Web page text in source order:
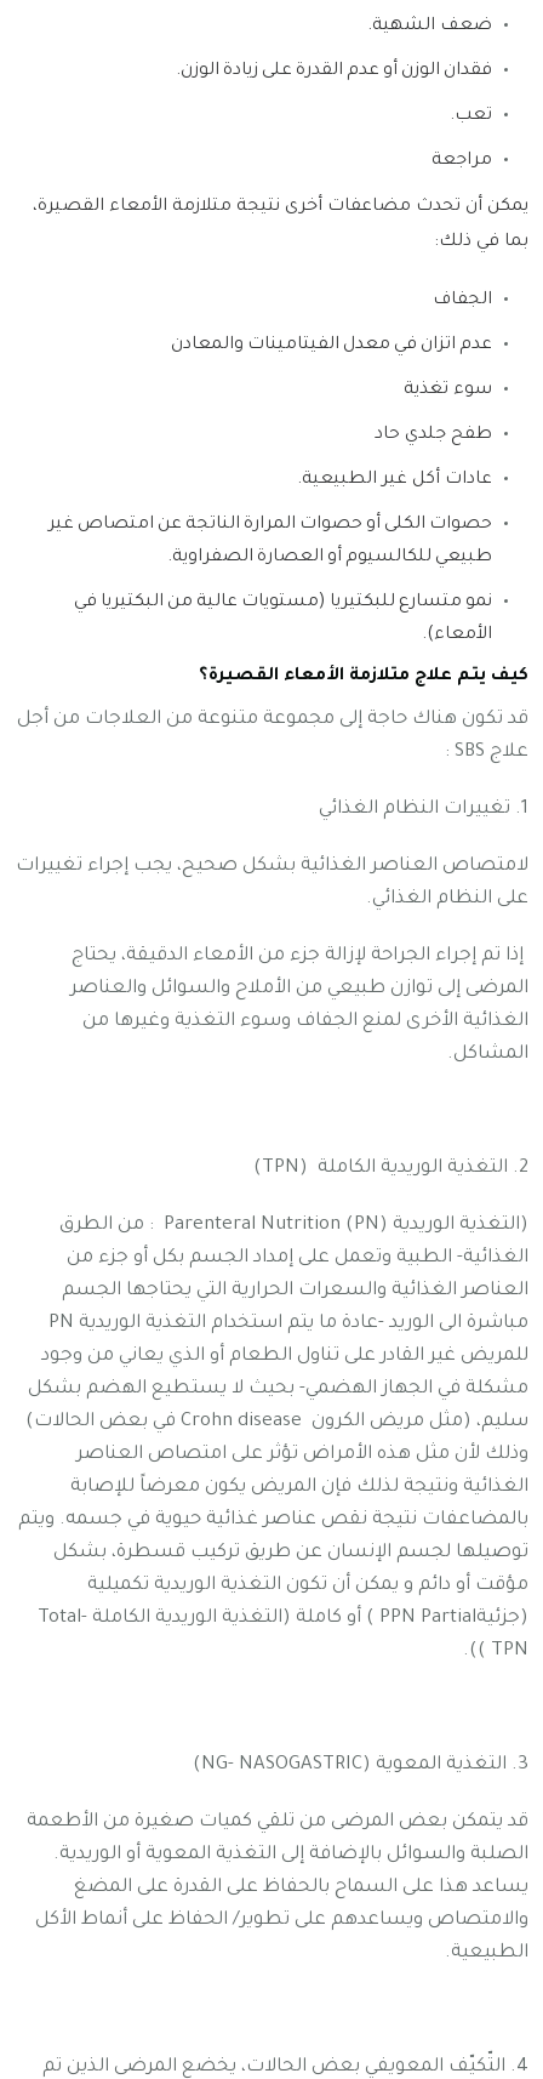
ضعف الشهية.
فقدان الوزن أو عدم القدرة على زيادة الوزن.
تعب.
مراجعة
يمكن أن تحدث مضاعفات أخرى نتيجة متلازمة الأمعاء القصيرة،
بما في ذلك:
الجفاف
عدم اتزان في معدل الفيتامينات والمعادن
سوء تغذية
طفح جلدي حاد
عادات أكل غير الطبيعية.
حصوات الكلى أو حصوات المرارة الناتجة عن امتصاص غير
طبيعي للكالسيوم أو العصارة الصفراوية.
نمو متسارع للبكتيريا (مستويات عالية من البكتيريا في
الأمعاء)
.
كيف يتم علاج متلازمة الأمعاء القصيرة؟
قد تكون هناك حاجة إلى مجموعة متنوعة من العلاجات من أجل
علاج SBS :
1. تغييرات النظام الغذائي
لامتصاص العناصر الغذائية بشكل صحيح، يجب إجراء تغييرات
على النظام الغذائي.
إذا تم إجراء الجراحة لإزالة جزء من الأمعاء الدقيقة، يحتاج
المرضى إلى توازن طبيعي من الأملاح والسوائل والعناصر
الغذائية الأخرى لمنع الجفاف وسوء التغذية وغيرها من
المشاكل.
2. التغذية الوريدية الكاملة (TPN)
(التغذية الوريدية Parenteral Nutrition (PN) : من الطرق
الغذائية- الطبية وتعمل على إمداد الجسم بكل أو جزء من
العناصر الغذائية والسعرات الحرارية التي يحتاجها الجسم
مباشرة الى الوريد -عادة ما يتم استخدام التغذية الوريدية PN
للمريض غير القادر على تناول الطعام أو الذي يعاني من وجود
مشكلة في الجهاز الهضمي- بحيث لا يستطيع الهضم بشكل
سليم، (مثل مريض الكرون Crohn disease في بعض الحالات)
وذلك لأن مثل هذه الأمراض تؤثر على امتصاص العناصر
الغذائية ونتيجة لذلك فإن المريض يكون معرضاً للإصابة
بالمضاعفات نتيجة نقص عناصر غذائية حيوية في جسمه. ويتم
توصيلها لجسم الإنسان عن طريق تركيب قسطرة، بشكل
مؤقت أو دائم و يمكن أن تكون التغذية الوريدية تكميلية
(جزئيةPPN Partial ) أو كاملة (التغذية الوريدية الكاملة Total-
TPN )).
3. التغذية المعوية (NG- NASOGASTRIC)
قد يتمكن بعض المرضى من تلقي كميات صغيرة من الأطعمة
الصلبة والسوائل بالإضافة إلى التغذية المعوية أو الوريدية.
يساعد هذا على السماح بالحفاظ على القدرة على المضغ
والامتصاص ويساعدهم على تطوير/ الحفاظ على أنماط الأكل
الطبيعية.
4. التّكيّف المعويفي بعض الحالات، يخضع المرضى الذين تم